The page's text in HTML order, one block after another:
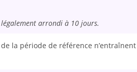
arrondi à 10 jours.
la période de référence